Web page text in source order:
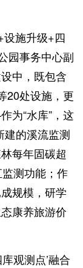
设施升级+四
园事务中心副
中，既包含
20处设施，更
为“水库”，这
建的溪流监测
每年固碳超
测功能；作
规模，研学
康养旅游价
观测点’融合